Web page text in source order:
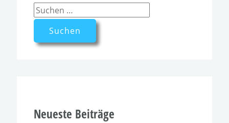
Neueste Beiträge